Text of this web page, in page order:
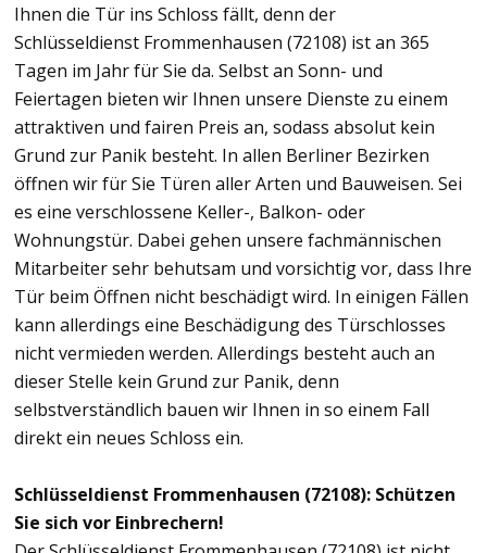
Ihnen die Tür ins Schloss fällt, denn der
Schlüsseldienst Frommenhausen (72108) ist an 365
Tagen im Jahr für Sie da. Selbst an Sonn- und
Feiertagen bieten wir Ihnen unsere Dienste zu einem
attraktiven und fairen Preis an, sodass absolut kein
Grund zur Panik besteht. In allen Berliner Bezirken
öffnen wir für Sie Türen aller Arten und Bauweisen. Sei
es eine verschlossene Keller-, Balkon- oder
Wohnungstür. Dabei gehen unsere fachmännischen
Mitarbeiter sehr behutsam und vorsichtig vor, dass Ihre
Tür beim Öffnen nicht beschädigt wird. In einigen Fällen
kann allerdings eine Beschädigung des Türschlosses
nicht vermieden werden. Allerdings besteht auch an
dieser Stelle kein Grund zur Panik, denn
selbstverständlich bauen wir Ihnen in so einem Fall
direkt ein neues Schloss ein.
Schlüsseldienst Frommenhausen (72108): Schützen
Sie sich vor Einbrechern!